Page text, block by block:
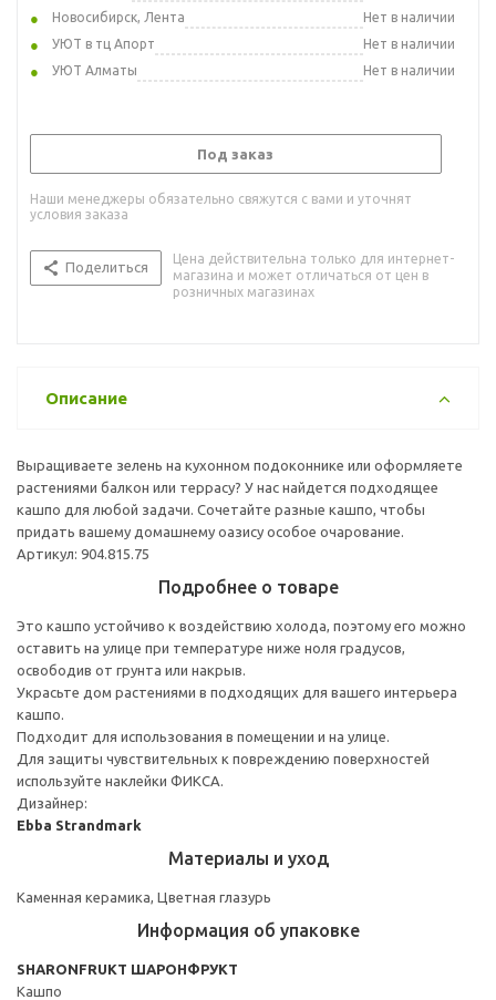
Новосибирск, Лента
Нет в наличии
УЮТ в тц Апорт
Нет в наличии
УЮТ Алматы
Нет в наличии
Под заказ
Наши менеджеры обязательно свяжутся с вами и уточнят
условия заказа
Поделиться
Цена действительна только для интернет-
магазина и может отличаться от цен в
розничных магазинах
Описание
Выращиваете зелень на кухонном подоконнике или оформляете
растениями балкон или террасу? У нас найдется подходящее
кашпо для любой задачи. Сочетайте разные кашпо, чтобы
придать вашему домашнему оазису особое очарование.
Артикул: 904.815.75
Подробнее о товаре
Это кашпо устойчиво к воздействию холода, поэтому его можно
оставить на улице при температуре ниже ноля градусов,
освободив от грунта или накрыв.
Украсьте дом растениями в подходящих для вашего интерьера
кашпо.
Подходит для использования в помещении и на улице.
Для защиты чувствительных к повреждению поверхностей
используйте наклейки ФИКСА.
Дизайнер:
Ebba Strandmark
Материалы и уход
Каменная керамика, Цветная глазурь
Информация об упаковке
SHARONFRUKT ШАРОНФРУКТ
Кашпо